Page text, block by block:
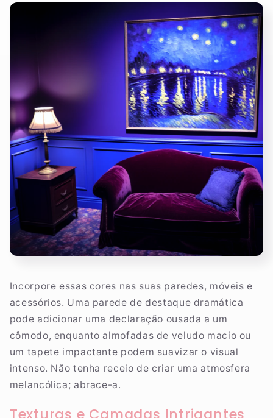
Incorpore essas cores nas suas paredes, móveis e
acessórios. Uma parede de destaque dramática
pode adicionar uma declaração ousada a um
cômodo, enquanto almofadas de veludo macio ou
um tapete impactante podem suavizar o visual
intenso. Não tenha receio de criar uma atmosfera
melancólica; abrace-a.